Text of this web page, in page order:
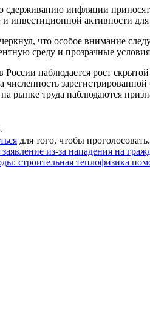
сдерживанию инфляции
инвестиционной активности
что особое внимание
среду и прозрачные
России наблюдается рост
численность
рынке труда наблюдаются
для того, чтобы проголосовать.
заявление из-за нападения на
строительная теплофизика